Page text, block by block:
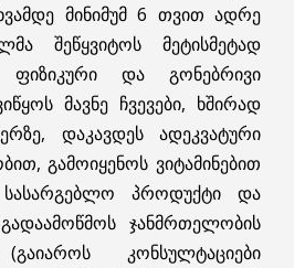
მინიმუმ 6 თვით ადრე
შეწყვიტოს მეტისმეტად
ფიზიკური და გონებრივი
მავნე ჩვევები, ხშირად
დაკავდეს ადეკვატური
გამოიყენოს ვიტამინებით
პროდუქტი და
ჯანმრთელობის
კონსულტაციები